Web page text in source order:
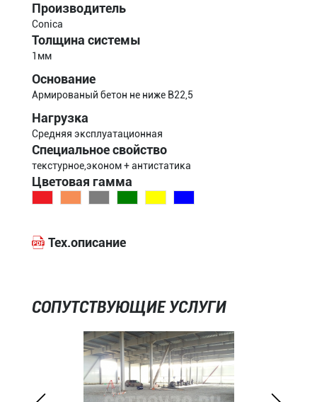
Производитель
Conica
Толщина системы
1мм
Основание
Армированый бетон не ниже B22,5
Нагрузка
Средняя эксплуатационная
Специальное свойство
текстурное,эконом + антистатика
Цветовая гамма
Тех.описание
СОПУТСТВУЮЩИЕ УСЛУГИ